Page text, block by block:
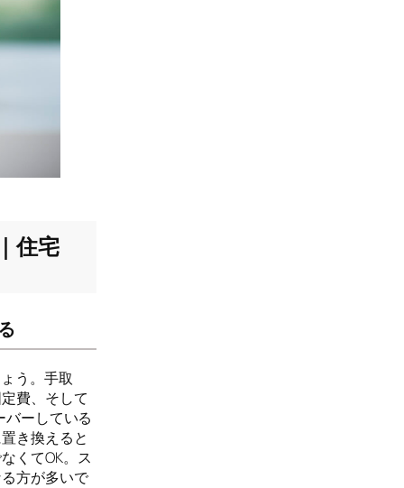
住宅
う。手取
費、そして
ーしている
き換えると
くてOK。ス
方が多いで